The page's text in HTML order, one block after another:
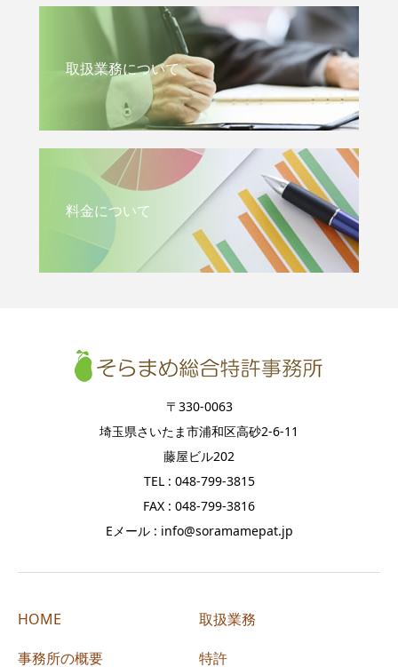
取扱業務について
料金について
〒330-0063
埼玉県さいたま市浦和区高砂2-6-11
藤屋ビル202
TEL : 048-799-3815
FAX : 048-799-3816
Eメール : info@soramamepat.jp
HOME
事務所の概要
取扱業務
特許